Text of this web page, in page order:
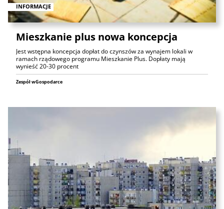
INFORMACJE
Mieszkanie plus nowa koncepcja
Jest wstępna koncepcja dopłat do czynszów za wynajem lokali w
ramach rządowego programu Mieszkanie Plus. Dopłaty mają
wynieść 20-30 procent
Zespół wGospodarce